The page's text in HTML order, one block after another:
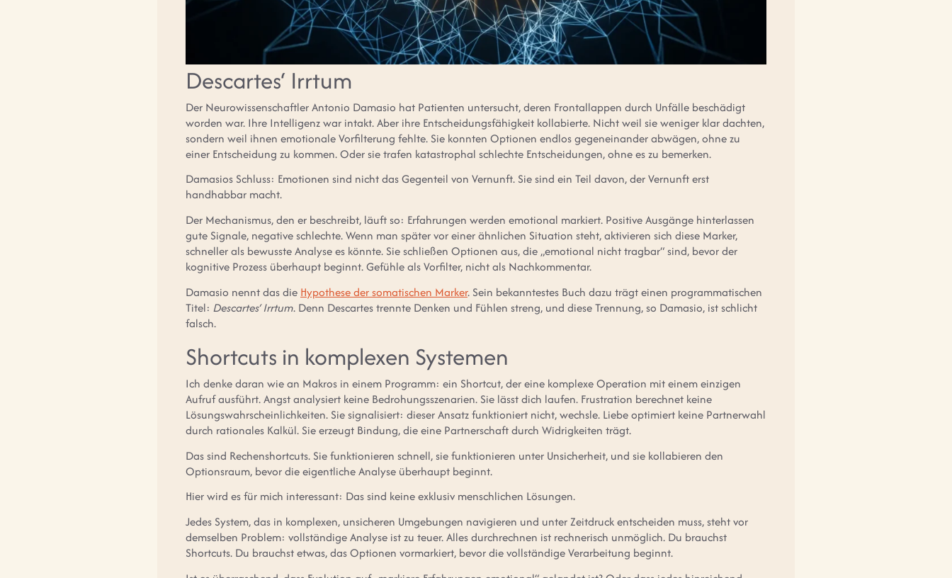
Descartes‘ Irrtum
Der Neurowissenschaftler Antonio Damasio hat Patienten untersucht, deren Frontallappen durch Unfälle beschädigt
worden war. Ihre Intelligenz war intakt. Aber ihre Entscheidungsfähigkeit kollabierte. Nicht weil sie weniger klar dachten,
sondern weil ihnen emotionale Vorfilterung fehlte. Sie konnten Optionen endlos gegeneinander abwägen, ohne zu
einer Entscheidung zu kommen. Oder sie trafen katastrophal schlechte Entscheidungen, ohne es zu bemerken.
Damasios Schluss: Emotionen sind nicht das Gegenteil von Vernunft. Sie sind ein Teil davon, der Vernunft erst
handhabbar macht.
Der Mechanismus, den er beschreibt, läuft so: Erfahrungen werden emotional markiert. Positive Ausgänge hinterlassen
gute Signale, negative schlechte. Wenn man später vor einer ähnlichen Situation steht, aktivieren sich diese Marker,
schneller als bewusste Analyse es könnte. Sie schließen Optionen aus, die „emotional nicht tragbar“ sind, bevor der
kognitive Prozess überhaupt beginnt. Gefühle als Vorfilter, nicht als Nachkommentar.
Damasio nennt das die Hypothese der somatischen Marker. Sein bekanntestes Buch dazu trägt einen programmatischen
Titel: Descartes‘ Irrtum. Denn Descartes trennte Denken und Fühlen streng, und diese Trennung, so Damasio, ist schlicht
falsch.
Shortcuts in komplexen Systemen
Ich denke daran wie an Makros in einem Programm: ein Shortcut, der eine komplexe Operation mit einem einzigen
Aufruf ausführt. Angst analysiert keine Bedrohungsszenarien. Sie lässt dich laufen. Frustration berechnet keine
Lösungswahrscheinlichkeiten. Sie signalisiert: dieser Ansatz funktioniert nicht, wechsle. Liebe optimiert keine Partnerwahl
durch rationales Kalkül. Sie erzeugt Bindung, die eine Partnerschaft durch Widrigkeiten trägt.
Das sind Rechenshortcuts. Sie funktionieren schnell, sie funktionieren unter Unsicherheit, und sie kollabieren den
Optionsraum, bevor die eigentliche Analyse überhaupt beginnt.
Hier wird es für mich interessant: Das sind keine exklusiv menschlichen Lösungen.
Jedes System, das in komplexen, unsicheren Umgebungen navigieren und unter Zeitdruck entscheiden muss, steht vor
demselben Problem: vollständige Analyse ist zu teuer. Alles durchrechnen ist rechnerisch unmöglich. Du brauchst
Shortcuts. Du brauchst etwas, das Optionen vormarkiert, bevor die vollständige Verarbeitung beginnt.